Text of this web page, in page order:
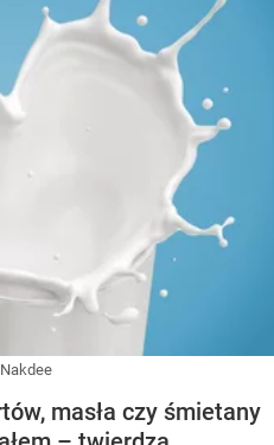
masła czy śmietany